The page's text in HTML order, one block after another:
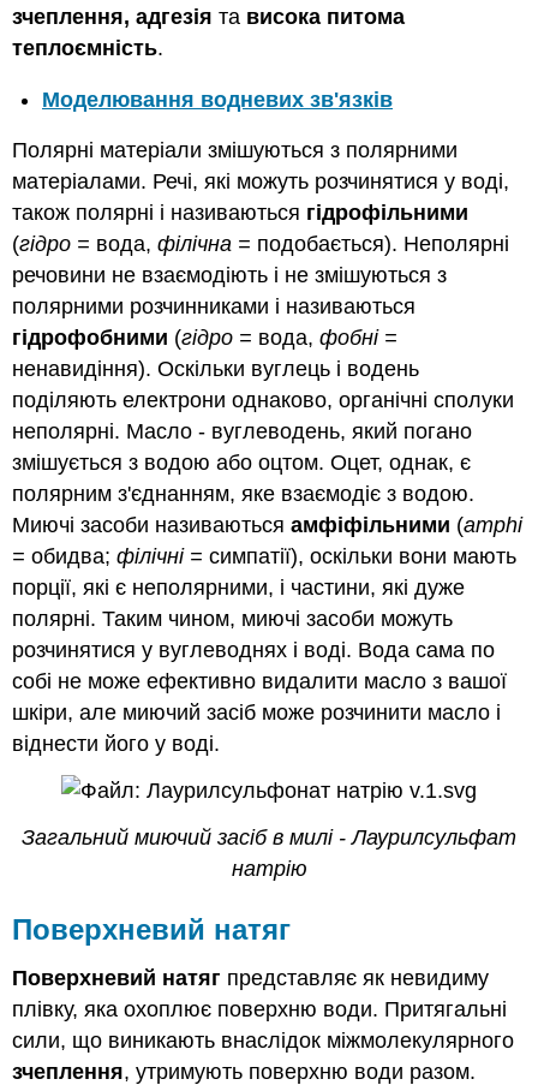
зчеплення, адгезія та висока питома
теплоємність.
Моделювання водневих зв'язків
Полярні матеріали змішуються з полярними
матеріалами. Речі, які можуть розчинятися у воді,
також полярні і називаються гідрофільними
(гідро = вода,філічна = подобається). Неполярні
речовини не взаємодіють і не змішуються з
полярними розчинниками і називаються
гідрофобними (гідро = вода,фобні =
ненавидіння). Оскільки вуглець і водень
поділяють електрони однаково, органічні сполуки
неполярні. Масло - вуглеводень, який погано
змішується з водою або оцтом. Оцет, однак, є
полярним з'єднанням, яке взаємодіє з водою.
Миючі засоби називаютьсяамфіфільними (amphi
= обидва;філічні = симпатії), оскільки вони мають
порції, які є неполярними, і частини, які дуже
полярні. Таким чином, миючі засоби можуть
розчинятися у вуглеводнях і воді. Вода сама по
собі не може ефективно видалити масло з вашої
шкіри, але миючий засіб може розчинити масло і
віднести його у воді.
Загальний миючий засіб в милі - Лаурилсульфат
натрію
Поверхневий натяг
Поверхневий натяг представляє як невидиму
плівку, яка охоплює поверхню води. Притягальні
сили, що виникають внаслідок міжмолекулярного
зчеплення, утримують поверхню води разом.